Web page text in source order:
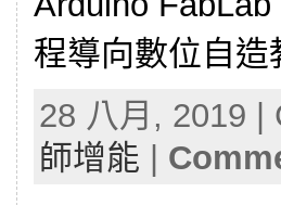
程導向數位自
28 八月, 2019
師增能 |